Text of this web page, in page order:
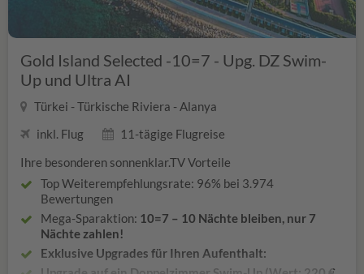
Gold Island Selected -10=7 - Upg. DZ Swim-
Up und Ultra AI
Türkei - Türkische Riviera - Alanya
inkl. Flug
11-tägige Flugreise
Ihre besonderen sonnenklar.TV Vorteile
Top Weiterempfehlungsrate: 96% bei 3.974
Bewertungen
Mega-Sparaktion: 10=7 – 10 Nächte bleiben, nur 7
Nächte zahlen!
Exklusive Upgrades für Ihren Aufenthalt: